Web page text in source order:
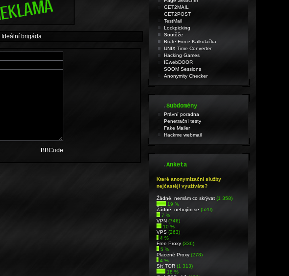
Ideální brigáda
BBCode
GET2MAIL
GET2POST
TestMail
Lockpicking
Soutěže
Brute Force Kalkulačka
UNIX Time Converter
Hacking Games
IEwebDOOR
SOOM Sessions
Anonymity Checker
.Subdomény
Právní poradna
Penetrační testy
Fake Mailer
Hackme webmail
.Anketa
Které anonymizační služby
nejčastěji využíváte?
Źádné, nemám co skrývat(1 358)
19 %
Žádné, nebojím se(520)
7 %
VPN(746)
10 %
VPS(263)
4 %
Free Proxy(336)
5 %
Placené Proxy(278)
4 %
Síť TOR(1 313)
18 %